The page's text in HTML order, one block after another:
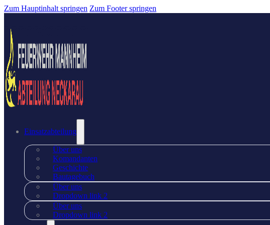
Zum Hauptinhalt springen Zum Footer springen
Einsatzabteilung
Über uns
Komandanten
Geschichte
Bautagebuch
Über uns
Dropdown link 2
Über uns
Dropdown link 2